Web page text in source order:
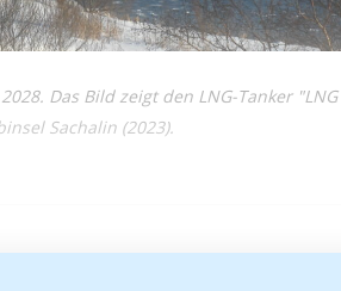
Das Bild zeigt den LNG-Tanker
Sachalin (2023).